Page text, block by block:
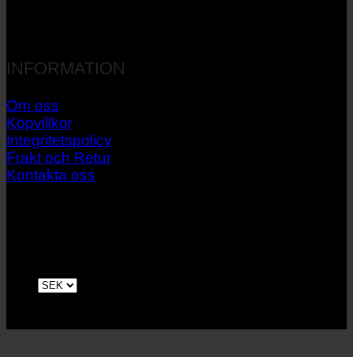
INFORMATION
Om oss
Köpvillkor
Integritetspolicy
Frakt och Retur
Kontakta oss